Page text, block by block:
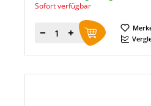
Sofort verfügbar
Menge